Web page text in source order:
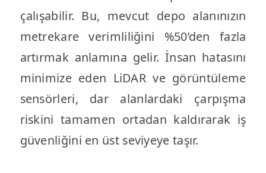
çalışabilir. Bu, mevcut depo alanınızın
metrekare verimliliğini %50’den fazla
artırmak anlamına gelir. İnsan hatasını
minimize eden LiDAR ve görüntüleme
sensörleri, dar alanlardaki çarpışma
riskini tamamen ortadan kaldırarak iş
güvenliğini en üst seviyeye taşır.